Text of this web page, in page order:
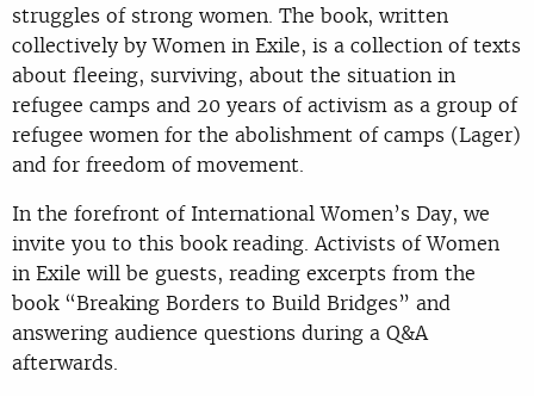
struggles of strong women. The book, written
collectively by Women in Exile, is a collection of texts
about fleeing, surviving, about the situation in
refugee camps and 20 years of activism as a group of
refugee women for the abolishment of camps (Lager)
and for freedom of movement.
In the forefront of International Women’s Day, we
invite you to this book reading. Activists of Women
in Exile will be guests, reading excerpts from the
book “Breaking Borders to Build Bridges” and
answering audience questions during a Q&A
afterwards.